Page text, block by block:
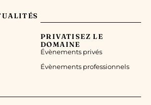
PRIVATISEZ LE
DOMAINE
Évènements privés
Évènements professionnels